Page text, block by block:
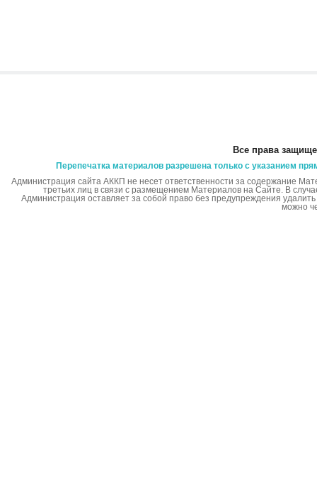
Все права
Перепечатка материалов разрешена только с указанием
Администрация сайта АККП не несет ответственности за содержание
третьих лиц в связи с размещением Материалов на Сайте. В
Администрация оставляет за собой право без предупреждения
можно